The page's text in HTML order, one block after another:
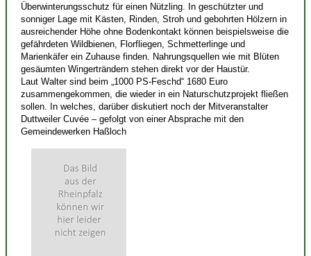
Überwinterungsschutz für einen Nützling. In geschützter und
sonniger Lage mit Kästen, Rinden, Stroh und gebohrten Hölzern in
ausreichender Höhe ohne Bodenkontakt können beispielsweise die
gefährdeten Wildbienen, Florfliegen, Schmetterlinge und
Marienkäfer ein Zuhause finden. Nahrungsquellen wie mit Blüten
gesäumten Wingerträndern stehen direkt vor der Haustür.
Laut Walter sind beim „1000 PS-Feschd“ 1680 Euro
zusammengekommen, die wieder in ein Naturschutzprojekt fließen
sollen. In welches, darüber diskutiert noch der Mitveranstalter
Duttweiler Cuvée – gefolgt von einer Absprache mit den
Gemeindewerken Haßloch